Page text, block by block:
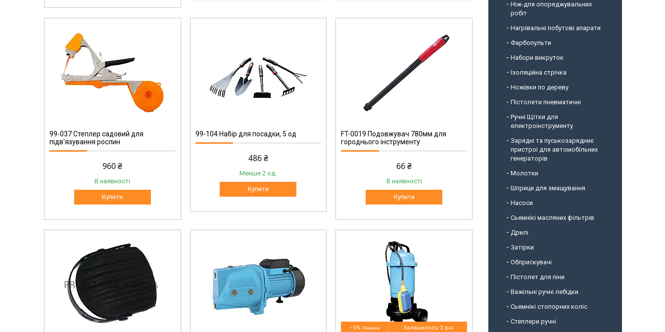
99-037 Степлер садовий для
підв'язування рослин
960 ₴
В наявності
Купити
99-104 Набір для посадки, 5 од
486 ₴
Менше 2 од.
Купити
FT-0019 Подовжувач 780мм для
городнього інструменту
66 ₴
В наявності
Купити
VO0019 VO0024
–5% Залишилось 3 дні
Ніж-для опоряджувальних
робіт
Нагрівальні побутові апарати
Фарбопульти
Набори викруток
Ізоляційна стрічка
Ножівки по дереву
Пістолети пневматичні
Ручні Щітки для
електроінструменту
Зарядні та пуськозарядниє
пристрої для автомобільних
генераторів
Молотки
Шприци для змащування
Насоси
Сьемнікі масляних фільтрів
Дрилі
Затірки
Обприскувачі
Пістолет для піни
Важільні ручні лебідки
Сьемнікі стопорних коліс
Степлери ручні